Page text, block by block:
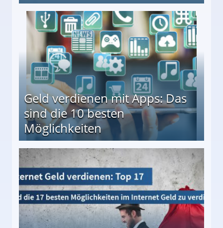
↻ Täglich neue Produkttests
Geld verdienen mit Apps: Das
sind die 10 besten
Möglichkeiten
besten Möglichkeiten